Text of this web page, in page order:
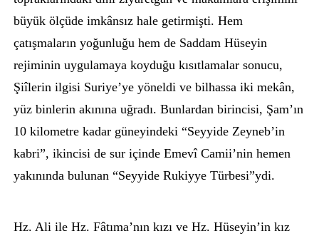
büyük ölçüde imkânsız hale getirmişti. Hem
çatışmaların yoğunluğu hem de Saddam Hüseyin
rejiminin uygulamaya koyduğu kısıtlamalar sonucu,
Şiîlerin ilgisi Suriye’ye yöneldi ve bilhassa iki mekân,
yüz binlerin akınına uğradı. Bunlardan birincisi, Şam’ın
10 kilometre kadar güneyindeki “Seyyide Zeyneb’in
kabri”, ikincisi de sur içinde Emevî Camii’nin hemen
yakınında bulunan “Seyyide Rukiyye Türbesi”ydi.
Hz. Ali ile Hz. Fâtıma’nın kızı ve Hz. Hüseyin’in kız